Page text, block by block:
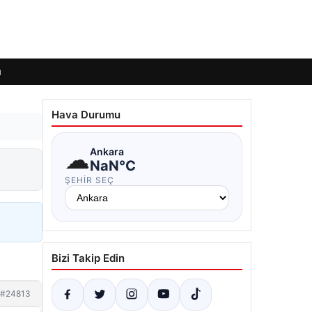
#24813
Hava Durumu
☁Ankara
NaN°C
ŞEHIR SEÇ
Bizi Takip Edin